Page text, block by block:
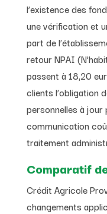
l’existence des
une vérification et
part de
retour NPAI
passent à 18,20
clients l’obligation
personnelles à
communication
traitement
Comparatif
Crédit Agricole
changements